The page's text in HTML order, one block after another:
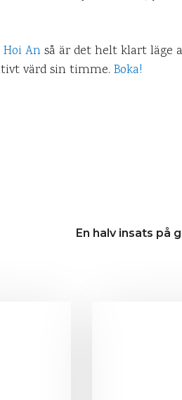
Hoi Anså är det helt klart läge
värd sin timme. Boka!
En halv insats på